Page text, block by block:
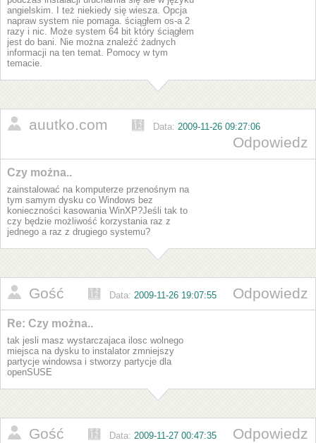
angielskim. I też niekiedy się wiesza. Opcja
napraw system nie pomaga. ściągłem os-a 2
razy i nic. Może system 64 bit który ściągłem
jest do bani. Nie można znaleźć żadnych
informacji na ten temat. Pomocy w tym
temacie.
auutko.com Data: 2009-11-26 09:27:06
Odpowiedz
Czy można..
zainstalować na komputerze przenośnym na
tym samym dysku co Windows bez
konieczności kasowania WinXP?Jeśli tak to
czy będzie możliwość korzystania raz z
jednego a raz z drugiego systemu?
Gość Data: 2009-11-26 19:07:55 Odpowiedz
Re: Czy można..
tak jesli masz wystarczajaca ilosc wolnego
miejsca na dysku to instalator zmniejszy
partycje windowsa i stworzy partycje dla
openSUSE
Gość Data: 2009-11-27 00:47:35 Odpowiedz